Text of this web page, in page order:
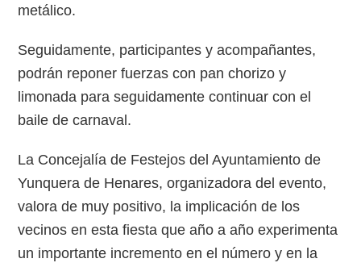
metálico.
Seguidamente, participantes y acompañantes,
podrán reponer fuerzas con pan chorizo y
limonada para seguidamente continuar con el
baile de carnaval.
La Concejalía de Festejos del Ayuntamiento de
Yunquera de Henares, organizadora del evento,
valora de muy positivo, la implicación de los
vecinos en esta fiesta que año a año experimenta
un importante incremento en el número y en la